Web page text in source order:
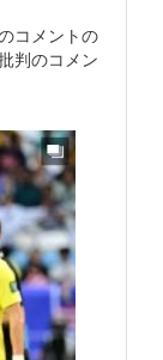
コメントの
判のコメン